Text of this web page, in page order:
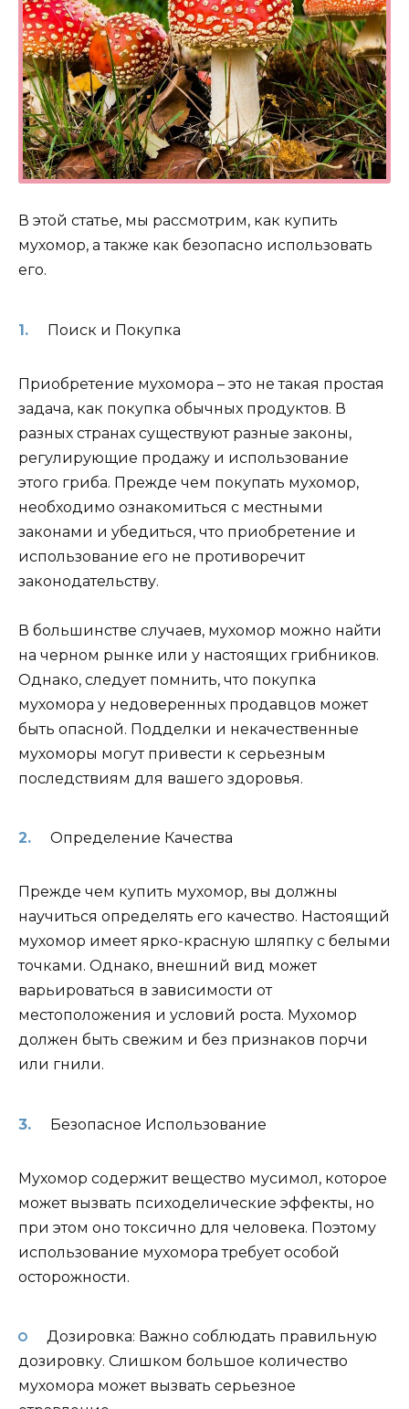
В этой статье, мы рассмотрим, как купить
мухомор, а также как безопасно использовать
его.
Поиск и Покупка
Приобретение мухомора – это не такая простая
задача, как покупка обычных продуктов. В
разных странах существуют разные законы,
регулирующие продажу и использование
этого гриба. Прежде чем покупать мухомор,
необходимо ознакомиться с местными
законами и убедиться, что приобретение и
использование его не противоречит
законодательству.
В большинстве случаев, мухомор можно найти
на черном рынке или у настоящих грибников.
Однако, следует помнить, что покупка
мухомора у недоверенных продавцов может
быть опасной. Подделки и некачественные
мухоморы могут привести к серьезным
последствиям для вашего здоровья.
Определение Качества
Прежде чем купить мухомор, вы должны
научиться определять его качество. Настоящий
мухомор имеет ярко-красную шляпку с белыми
точками. Однако, внешний вид может
варьироваться в зависимости от
местоположения и условий роста. Мухомор
должен быть свежим и без признаков порчи
или гнили.
Безопасное Использование
Мухомор содержит вещество мусимол, которое
может вызвать психоделические эффекты, но
при этом оно токсично для человека. Поэтому
использование мухомора требует особой
осторожности.
Дозировка: Важно соблюдать правильную
дозировку. Слишком большое количество
мухомора может вызвать серьезное